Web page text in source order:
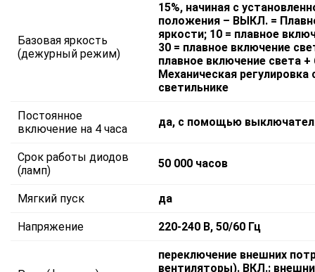
Базовая яркость
(дежурный режим)
15%, начиная с
положения – ВЫКЛ. =
яркости; 10 = плавное
30 = плавное включение
плавное включение света
Механическая
светильнике
Постоянное
включение на 4 часа
да, с помощью
Срок работы диодов
(ламп)
50 000 часов
Мягкий пуск да
Напряжение 220-240 В, 50/60 Гц
переключение внешних
вентиляторы). ВКЛ.: